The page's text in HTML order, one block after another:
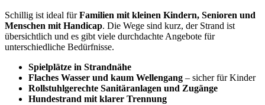
Schillig ist ideal fürFamilien mit kleinen Kindern, Senioren und
Menschen mit Handicap. Die Wege sind kurz, der Strand ist
übersichtlich und es gibt viele durchdachte Angebote für
unterschiedliche Bedürfnisse.
Spielplätze in Strandnähe
Flaches Wasser und kaum Wellengang – sicher für Kinder
Rollstuhlgerechte Sanitäranlagen und Zugänge
Hundestrand mit klarer Trennung